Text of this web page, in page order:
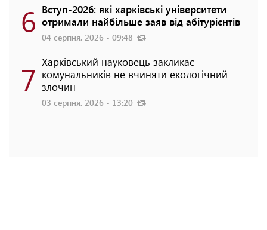
6 Вступ-2026: які харківські університети
отримали найбільше заяв від абітурієнтів
04 серпня, 2026 - 09:48
7 Харківський науковець закликає
комунальників не вчиняти екологічний
злочин
03 серпня, 2026 - 13:20